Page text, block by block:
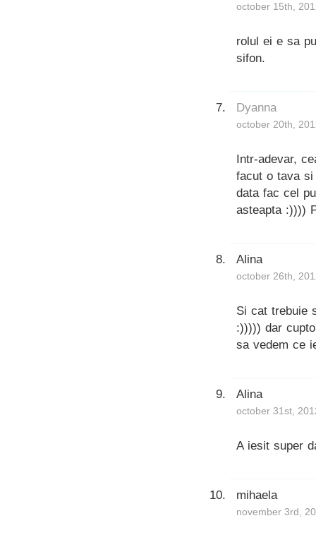
october 15th,
rolul ei e sa
sifon.
Dyanna
october 20th,
Intr-adevar,
facut o tava
data fac cel
asteapta :))))
Alina
october 26th,
Si cat trebuie
:))))) dar
sa vedem ce
Alina
october 31st,
A iesit super
mihaela
november 3rd,